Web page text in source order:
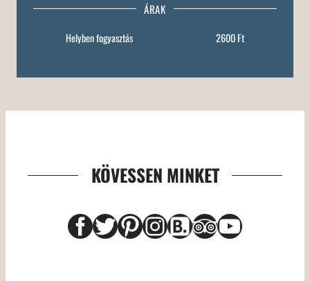
ÁRAK
Helyben fogyasztás 2600 Ft
KÖVESSEN MINKET
Facebook
Twitter
Pinterest
Instagram
LinkLink